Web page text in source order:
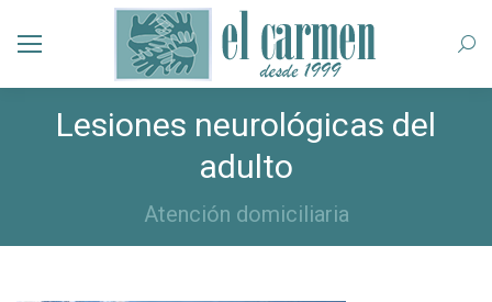
Lesiones neurológicas del
adulto
Atención domiciliaria